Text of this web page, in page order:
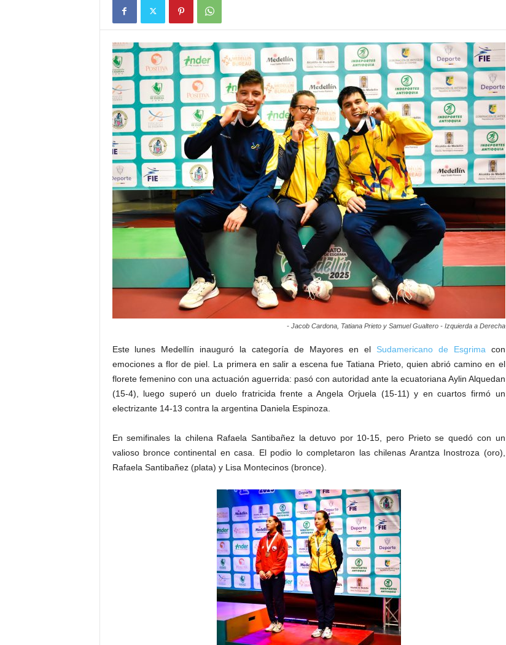
- Jacob Cardona, Tatiana Prieto y Samuel Gualtero - Izquierda a Derecha
Este lunes Medellín inauguró la categoría de Mayores en el Sudamericano de Esgrima con
emociones a flor de piel. La primera en salir a escena fue Tatiana Prieto, quien abrió camino en el
florete femenino con una actuación aguerrida: pasó con autoridad ante la ecuatoriana Aylin Alquedan
(15-4), luego superó un duelo fratricida frente a Angela Orjuela (15-11) y en cuartos firmó un
electrizante 14-13 contra la argentina Daniela Espinoza.
En semifinales la chilena Rafaela Santibañez la detuvo por 10-15, pero Prieto se quedó con un
valioso bronce continental en casa. El podio lo completaron las chilenas Arantza Inostroza (oro),
Rafaela Santibañez (plata) y Lisa Montecinos (bronce).